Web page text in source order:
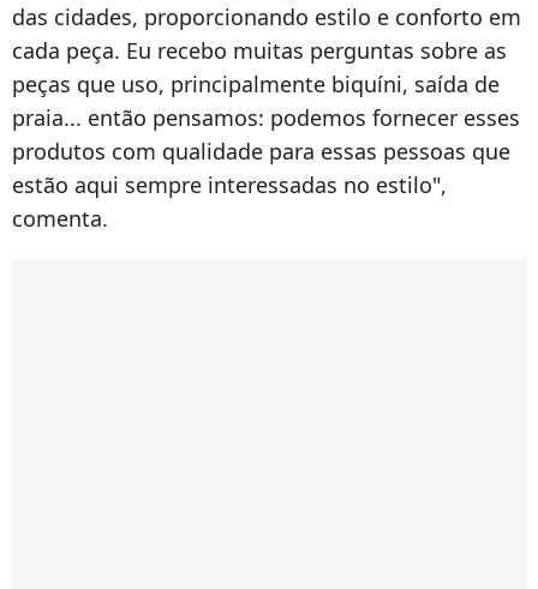
das cidades, proporcionando estilo e conforto em
cada peça. Eu recebo muitas perguntas sobre as
peças que uso, principalmente biquíni, saída de
praia... então pensamos: podemos fornecer esses
produtos com qualidade para essas pessoas que
estão aqui sempre interessadas no estilo",
comenta.